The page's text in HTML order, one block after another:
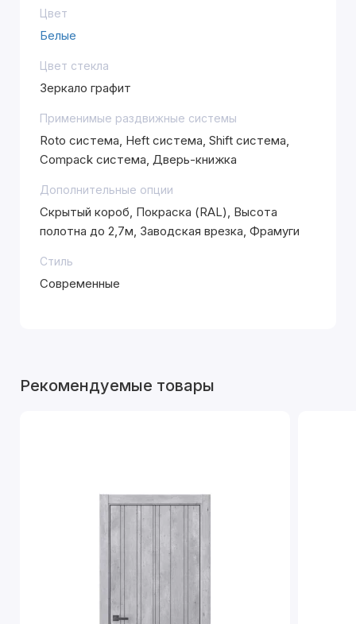
Цвет
Белые
Цвет стекла
Зеркало графит
Применимые раздвижные системы
Roto система, Heft система, Shift система,
Compack система, Дверь-книжка
Дополнительные опции
Скрытый короб, Покраска (RAL), Высота
полотна до 2,7м, Заводская врезка, Фрамуги
Стиль
Современные
Рекомендуемые товары